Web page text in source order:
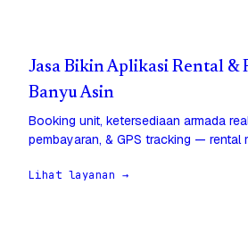
Jasa Bikin Aplikasi Rental &
Banyu Asin
Booking unit, ketersediaan armada
pembayaran, & GPS tracking — rental
Lihat layanan →